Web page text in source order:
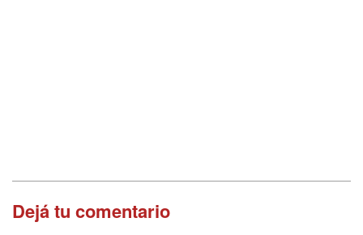
Dejá tu comentario